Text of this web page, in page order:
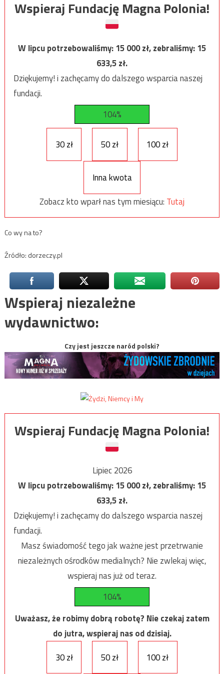
Wspieraj Fundację Magna Polonia!
W lipcu potrzebowaliśmy:15 000zł, zebraliśmy:15
633,5zł.
Dziękujemy! i zachęcamy do dalszego wsparcia naszej
fundacji.
104%
30 zł 50 zł 100 zł
Inna kwota
Zobacz kto wparł nas tym miesiącu: Tutaj
Co wy na to?
Źródło: dorzeczy.pl
Wspieraj niezależne
wydawnictwo:
Czy jest jeszcze naród polski?
Wspieraj Fundację Magna Polonia!
Lipiec 2026
W lipcu potrzebowaliśmy:15 000zł, zebraliśmy:15
633,5zł.
Dziękujemy! i zachęcamy do dalszego wsparcia naszej
fundacji.
Masz świadomość tego jak ważne jest przetrwanie
niezależnych ośrodków medialnych? Nie zwlekaj więc,
wspieraj nas już od teraz.
104%
Uważasz, że robimy dobrą robotę? Nie czekaj zatem
do jutra, wspieraj nas od dzisiaj.
30 zł
50 zł 100 zł